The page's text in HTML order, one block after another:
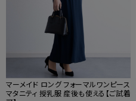
マーメイド ロング フォーマルワンピース
マタニティ 授乳服 産後も使える【ご試着